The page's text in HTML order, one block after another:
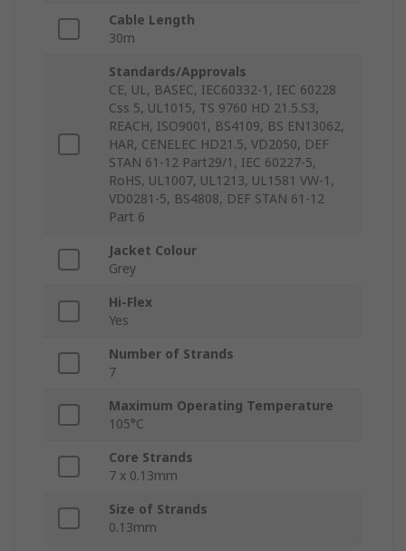
Cable Length
30m
Standards/Approvals
CE, UL, BASEC, IEC60332-1, IEC 60228
Css 5, UL1015, TS 9760 HD 21.5.S3,
REACH, ISO9001, BS4109, BS EN13062,
HAR, CENELEC HD21.5, VD2050, DEF
STAN 61-12 Part29/1, IEC 60227-5,
RoHS, UL1007, UL1213, UL1581 VW-1,
VD0281-5, BS4808, DEF STAN 61-12
Part 6
Jacket Colour
Grey
Hi-Flex
Yes
Number of Strands
7
Maximum Operating Temperature
105°C
Core Strands
7 x 0.13mm
Size of Strands
0.13mm